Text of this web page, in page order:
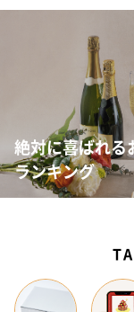
絶対に喜ばれる
ランキング